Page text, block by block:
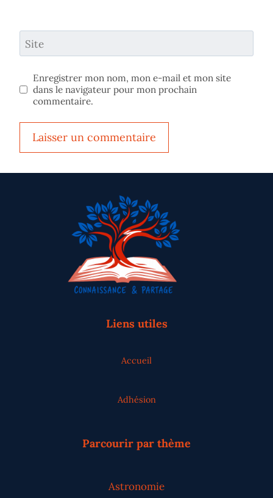
Site
Enregistrer mon nom, mon e-mail et mon site
dans le navigateur pour mon prochain
commentaire.
Liens utiles
Accueil
Adhésion
Parcourir par thème
Astronomie